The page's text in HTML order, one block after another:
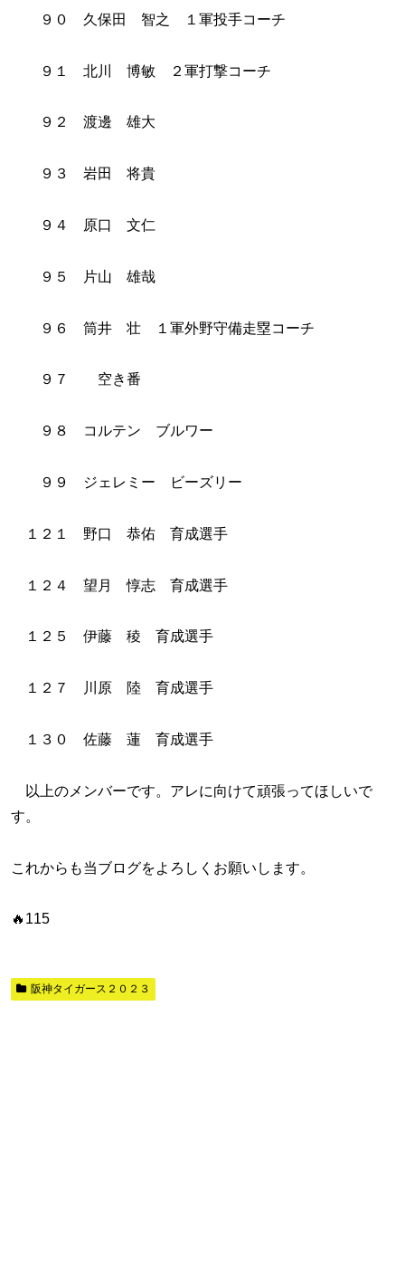
９０ 久保田 智之 １軍投手コーチ
９１ 北川 博敏 ２軍打撃コーチ
９２ 渡邊 雄大
９３ 岩田 将貴
９４ 原口 文仁
９５ 片山 雄哉
９６ 筒井 壮 １軍外野守備走塁コーチ
９７ 空き番
９８ コルテン ブルワー
９９ ジェレミー ビーズリー
１２１ 野口 恭佑 育成選手
１２４ 望月 惇志 育成選手
１２５ 伊藤 稜 育成選手
１２７ 川原 陸 育成選手
１３０ 佐藤 蓮 育成選手
以上のメンバーです。アレに向けて頑張ってほしいで
す。
これからも当ブログをよろしくお願いします。
🔥115
阪神タイガース２０２３